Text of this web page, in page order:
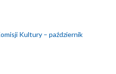
Kultury – październik